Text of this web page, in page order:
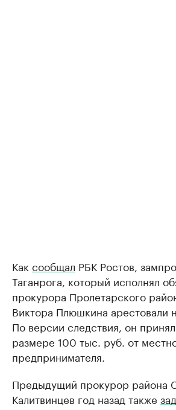
Как сообщал РБК Ростов,
Таганрога, который исполнял
прокурора Пролетарского
Виктора Плюшкина арестовали
По версии следствия, он принял
размере 100 тыс. руб. от
предпринимателя.
Предыдущий прокурор района
Калитвинцев год назад также